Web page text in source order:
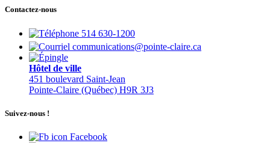
Contactez-nous
514 630-1200
communications@pointe-claire.ca
Hôtel de ville
451 boulevard Saint-Jean
Pointe-Claire (Québec) H9R 3J3
Suivez-nous !
Facebook